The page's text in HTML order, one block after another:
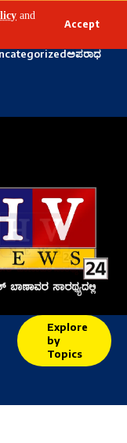
and
Accept
ಅಪರಾಧ
Explore
by
Topics